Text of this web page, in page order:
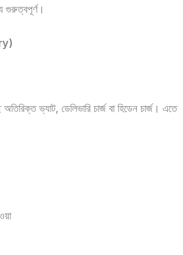
গুরুত্বপূর্ণ।
ভ্যাট, ডেলিভারি চার্জ বা হিডেন চার্জ। এতে